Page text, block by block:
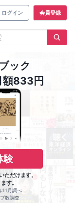
ログイン 会員登録
ック
額833円
験
だけます。
す。
11月調べ
数調査